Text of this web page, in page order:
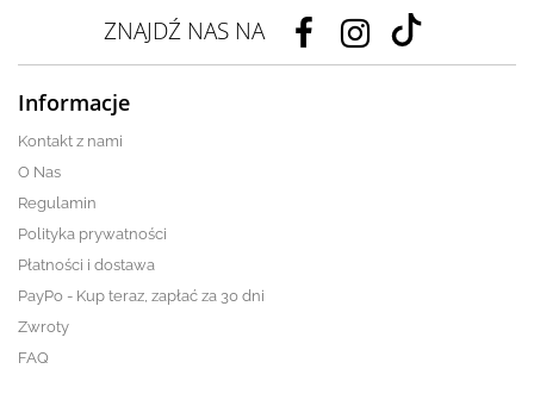
ZNAJDŹ NAS NA
Informacje
Kontakt z nami
O Nas
Regulamin
Polityka prywatności
Płatności i dostawa
PayPo - Kup teraz, zapłać za 30 dni
Zwroty
FAQ